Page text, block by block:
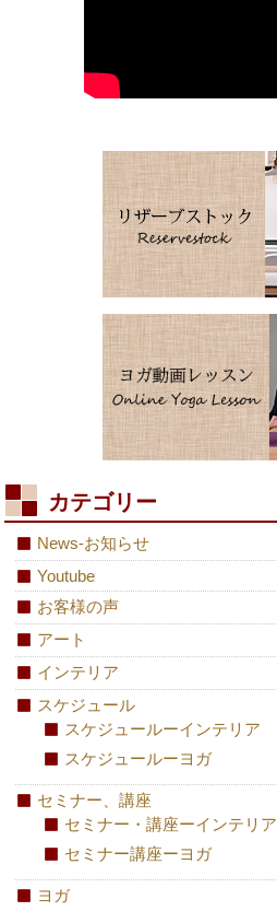
カテゴリー
News-お知らせ
Youtube
お客様の声
アート
インテリア
スケジュール
スケジュールーインテリア
スケジュールーヨガ
セミナー、講座
セミナー・講座ーインテリア
セミナー講座ーヨガ
ヨガ